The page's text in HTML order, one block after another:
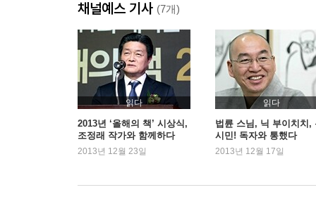
3. 가슴 뜨거워지는 일을 찾으라
질병을 안고 씨름한다면,
4. 아파도, 삶은 터무니없을 만큼 아름답다
3부 정말 날기 원한다면, 세상의 중력에서 벗어나라
세상과 이별하고 싶을 때,
1. 가장 빛나는 선물은 아직 도착하지 않았다
채널예스 기사 (7개)
읽다
2013년 ‘올해의 책’ 시상식,
조정래 작가와 함께하다
2013년 12월 23일
읽다
법륜 스님, 닉 부이치치,
시민! 독자와 통했다
2013년 12월 17일